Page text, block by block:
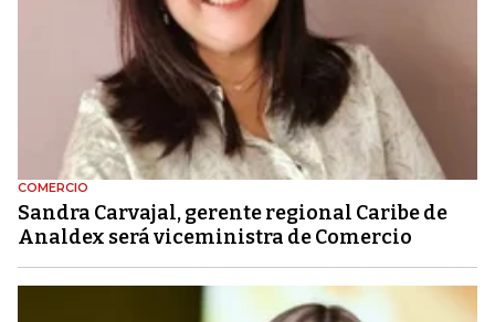
COMERCIO
Sandra Carvajal, gerente regional Caribe de
Analdex será viceministra de Comercio